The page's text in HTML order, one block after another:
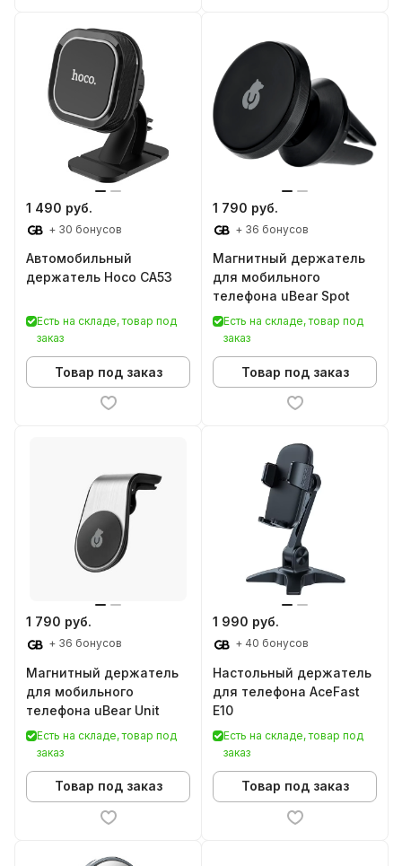
1 490 руб.
+ 30 бонусов
Автомобильный
держатель Hoco CA53
Есть на складе, товар под
заказ
Товар под заказ
1 790 руб.
+ 36 бонусов
Магнитный держатель
для мобильного
телефона uBear Spot
Есть на складе, товар под
заказ
Товар под заказ
1 790 руб.
+ 36 бонусов
Магнитный держатель
для мобильного
телефона uBear Unit
Есть на складе, товар под
заказ
Товар под заказ
1 990 руб.
+ 40 бонусов
Настольный держатель
для телефона AceFast
E10
Есть на складе, товар под
заказ
Товар под заказ